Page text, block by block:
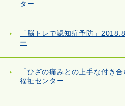
ター
「脳トレで認知症予防」
ー
「ひざの痛みとの上手な付き
福祉センター